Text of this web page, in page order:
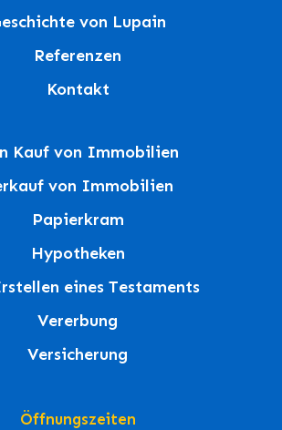
von Lupain
Referenzen
Kontakt
Kauf von Immobilien
von Immobilien
Papierkram
Hypotheken
eines Testaments
Vererbung
Versicherung
Öffnungszeiten